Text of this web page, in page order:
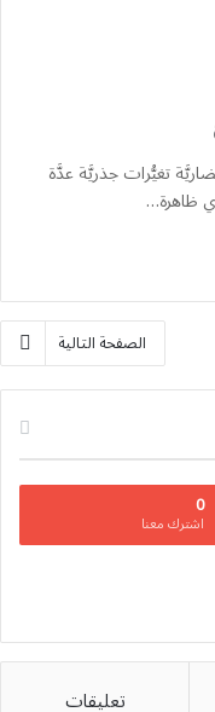
تغيُّرات جذريَّة عدَّة
ظاهرة…
الصفحة التالية
0
اشترك معنا
تعليقات